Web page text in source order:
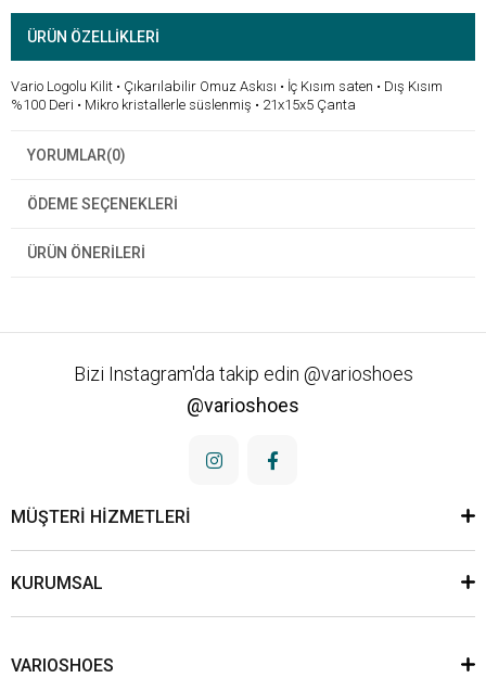
ÜRÜN ÖZELLIKLERI
Vario Logolu Kilit • Çıkarılabilir Omuz Askısı • İç Kısım saten • Dış Kısım
%100 Deri • Mikro kristallerle süslenmiş • 21x15x5 Çanta
YORUMLAR(0)
ÖDEME SEÇENEKLERI
ÜRÜN ÖNERILERI
Bizi Instagram'da takip edin @varioshoes
@varioshoes
MÜŞTERİ HİZMETLERİ
KURUMSAL
VARIOSHOES